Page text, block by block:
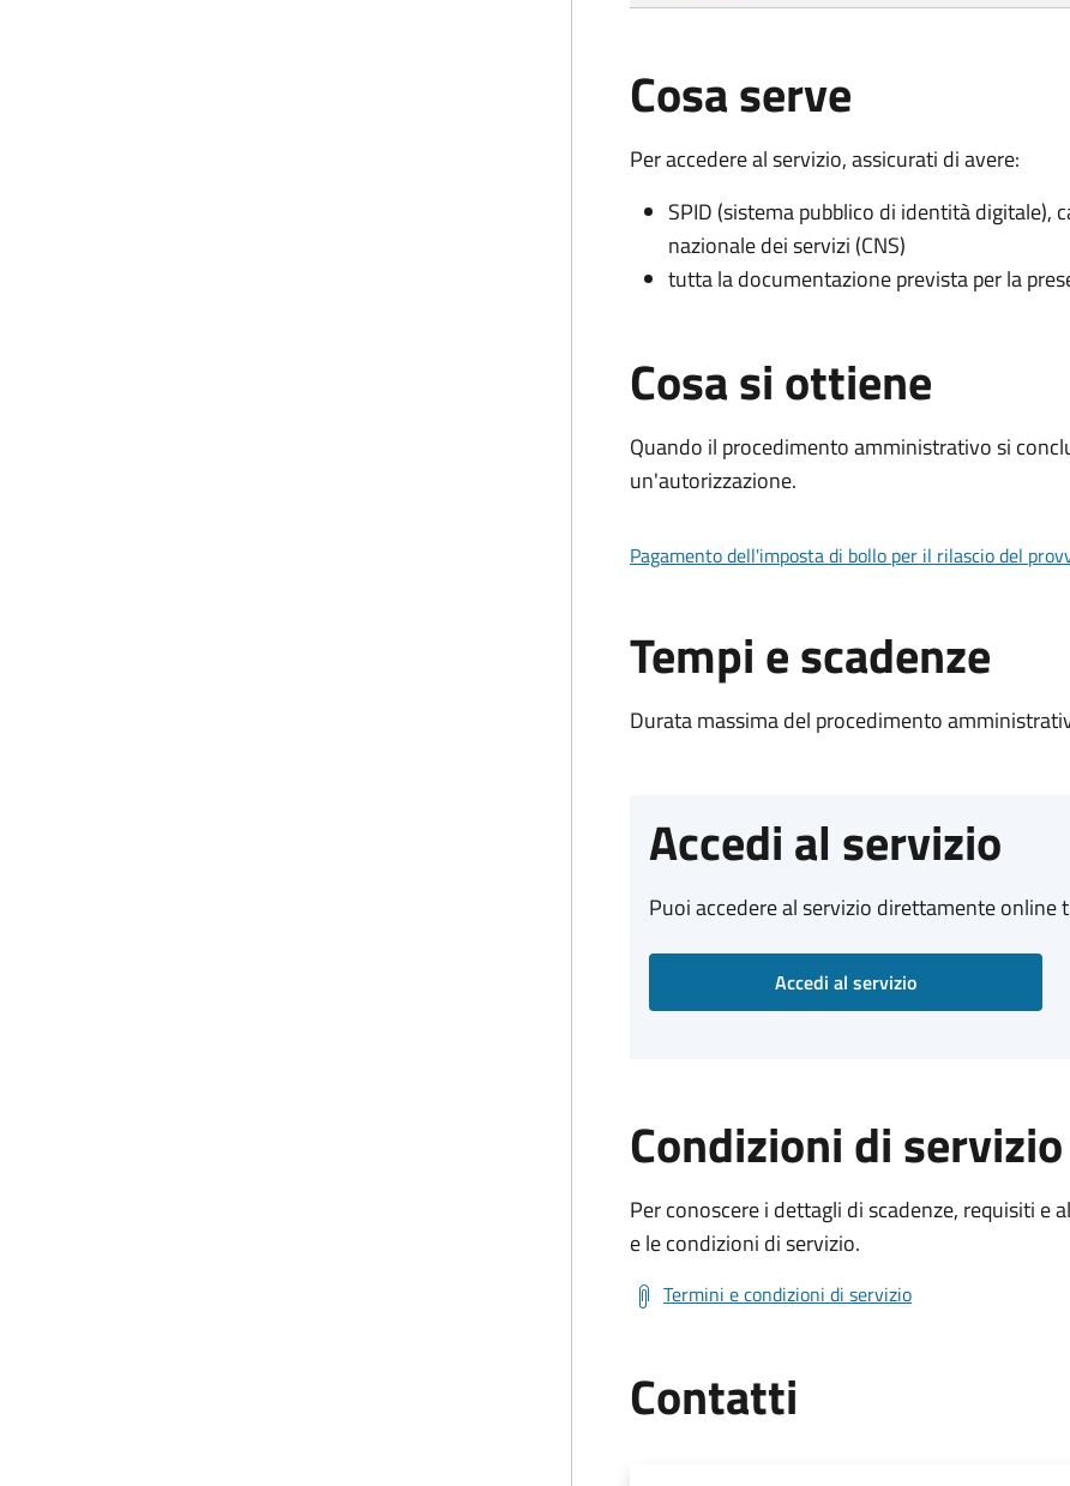
Cosa serve
Per accedere al servizio, assicurati di avere:
SPID (sistema pubblico di identità digitale),
nazionale dei servizi (CNS)
tutta la documentazione prevista per la
Cosa si ottiene
Quando il procedimento amministrativo si
un'autorizzazione.
Pagamento dell'imposta di bollo per il rilascio del
Tempi e scadenze
Durata massima del procedimento
Accedi al servizio
Puoi accedere al servizio direttamente
Accedi al servizio
Condizioni di servizio
Per conoscere i dettagli di scadenze, requisiti
e le condizioni di servizio.
Termini e condizioni di servizio
Contatti